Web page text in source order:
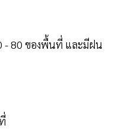
- 80 ของพื้นที่ และมีฝน